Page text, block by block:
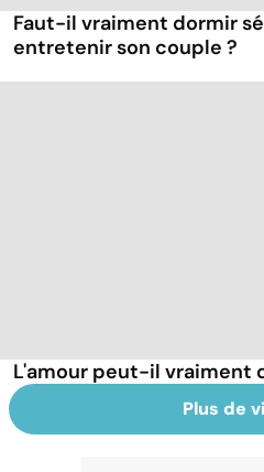
Faut-il vraiment dormir
entretenir son couple ?
L'amour peut-il vraiment
Plus de